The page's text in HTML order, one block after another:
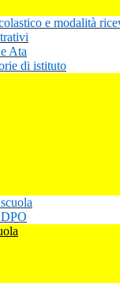
e modalità
Ata
di istituto